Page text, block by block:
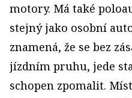
motory. Má také
stejný jako osobní
znamená, že se bez
jízdním pruhu, jede
schopen zpomalit.